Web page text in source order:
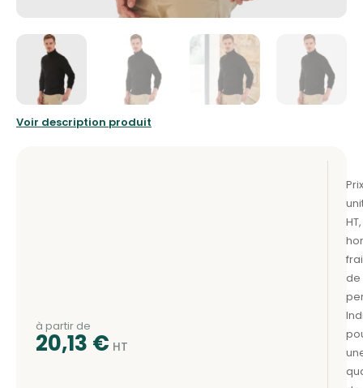
Voir description produit
à partir de
20,13 €